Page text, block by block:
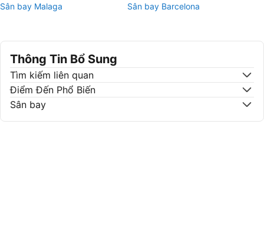
Sân bay Malaga
Sân bay Barcelona
Thông Tin Bổ Sung
Tìm kiếm liên quan
Điểm Đến Phổ Biến
Sân bay